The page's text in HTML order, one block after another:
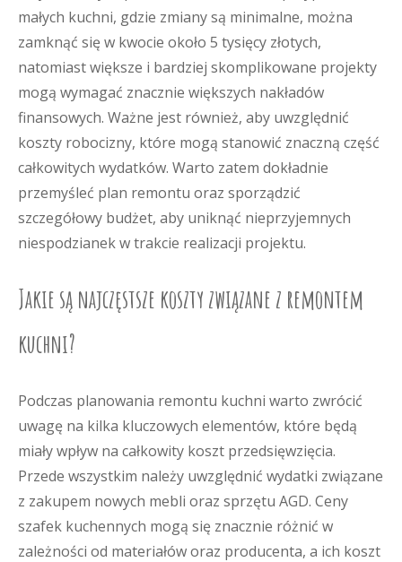
małych kuchni, gdzie zmiany są minimalne, można
zamknąć się w kwocie około 5 tysięcy złotych,
natomiast większe i bardziej skomplikowane projekty
mogą wymagać znacznie większych nakładów
finansowych. Ważne jest również, aby uwzględnić
koszty robocizny, które mogą stanowić znaczną część
całkowitych wydatków. Warto zatem dokładnie
przemyśleć plan remontu oraz sporządzić
szczegółowy budżet, aby uniknąć nieprzyjemnych
niespodzianek w trakcie realizacji projektu.
Jakie są najczęstsze koszty związane z remontem
kuchni?
Podczas planowania remontu kuchni warto zwrócić
uwagę na kilka kluczowych elementów, które będą
miały wpływ na całkowity koszt przedsięwzięcia.
Przede wszystkim należy uwzględnić wydatki związane
z zakupem nowych mebli oraz sprzętu AGD. Ceny
szafek kuchennych mogą się znacznie różnić w
zależności od materiałów oraz producenta, a ich koszt